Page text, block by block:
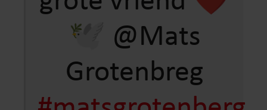
🕊️ @Mats
Grotenbreg